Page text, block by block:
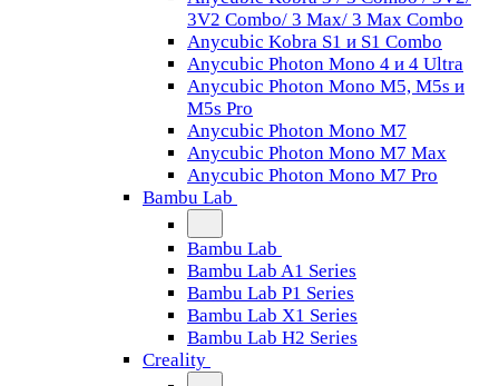
3V2 Combo/ 3 Max/ 3 Max Combo
Anycubic Kobra S1 и S1 Combo
Anycubic Photon Mono 4 и 4 Ultra
Anycubic Photon Mono M5, M5s и
M5s Pro
Anycubic Photon Mono M7
Anycubic Photon Mono M7 Max
Anycubic Photon Mono M7 Pro
Bambu Lab
Bambu Lab
Bambu Lab A1 Series
Bambu Lab P1 Series
Bambu Lab X1 Series
Bambu Lab H2 Series
Creality